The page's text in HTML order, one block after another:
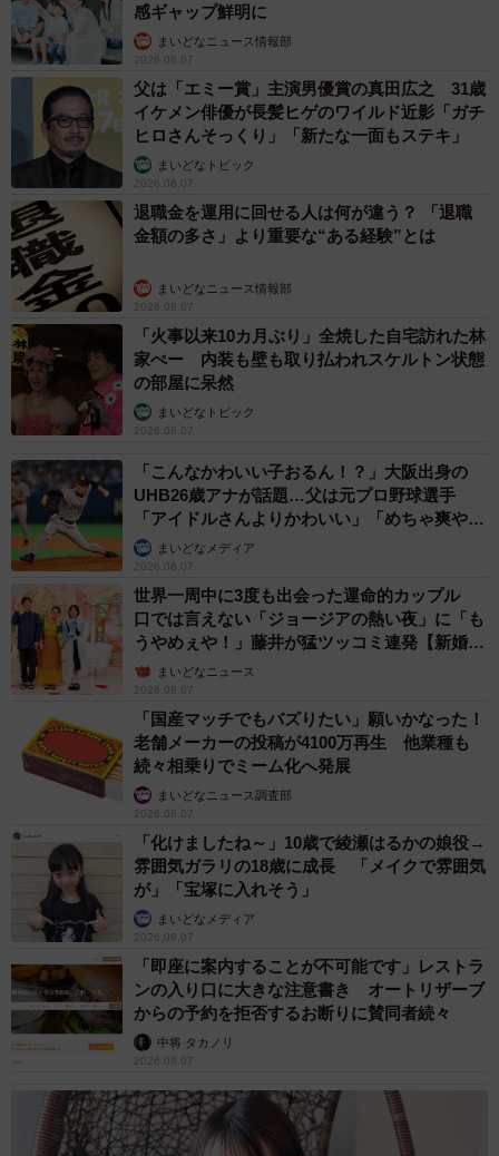
感ギャップ鮮明に
まいどなニュース情報部
2026.08.07
父は「エミー賞」主演男優賞の真田広之 31歳
イケメン俳優が長髪ヒゲのワイルド近影「ガチ
ヒロさんそっくり」「新たな一面もステキ」
まいどなトピック
2026.08.07
退職金を運用に回せる人は何が違う？ 「退職
金額の多さ」より重要な“ある経験”とは
まいどなニュース情報部
2026.08.07
「火事以来10カ月ぶり」全焼した自宅訪れた林
家ぺー 内装も壁も取り払われスケルトン状態
の部屋に呆然
まいどなトピック
2026.08.07
「こんなかわいい子おるん！？」大阪出身の
UHB26歳アナが話題…父は元プロ野球選手
「アイドルさんよりかわいい」「めちゃ爽や
か」まいどなメディア
2026.08.07
世界一周中に3度も出会った運命的カップル
口では言えない「ジョージアの熱い夜」に「も
うやめぇや！」藤井が猛ツッコミ連発【新婚さ
ん】まいどなニュース
2026.08.07
「国産マッチでもバズりたい」願いかなった！
老舗メーカーの投稿が4100万再生 他業種も
続々相乗りでミーム化へ発展
まいどなニュース調査部
2026.08.07
「化けましたね～」10歳で綾瀬はるかの娘役→
雰囲気ガラリの18歳に成長 「メイクで雰囲気
が」「宝塚に入れそう」
まいどなメディア
2026.08.07
「即座に案内することが不可能です」レストラ
ンの入り口に大きな注意書き オートリザーブ
からの予約を拒否するお断りに賛同者続々
中将 タカノリ
2026.08.07